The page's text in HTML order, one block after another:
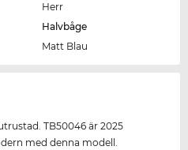
Herr
Halvbåge
Matt Blau
TB50046 är 2025
med denna modell.